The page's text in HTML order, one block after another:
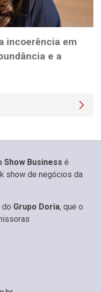
incoerência em
e a
Show Business é
show de negócios da
do Grupo Doria, que o